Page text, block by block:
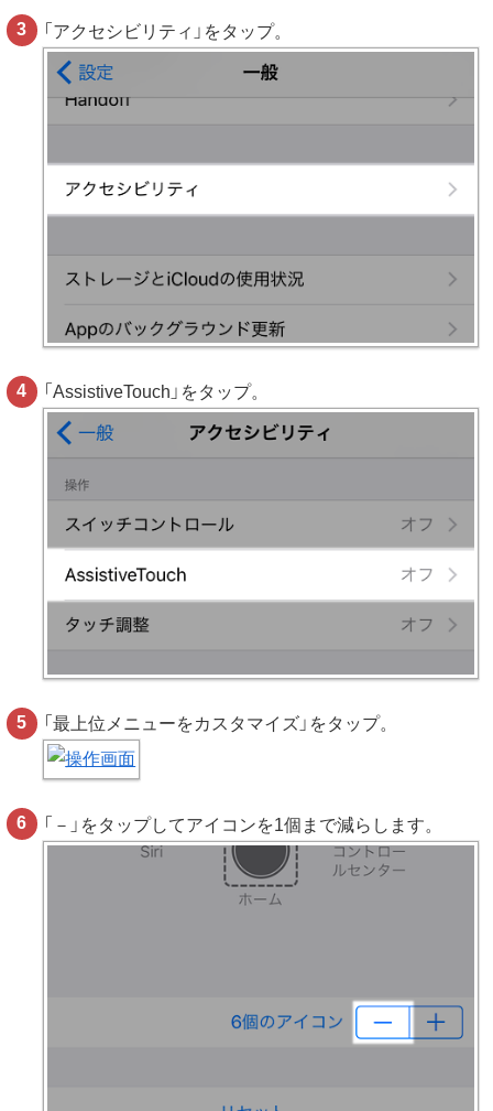
「アクセシビリティ」をタップ。
「AssistiveTouch」をタップ。
「最上位メニューをカスタマイズ」をタップ。
「－」をタップしてアイコンを1個まで減らします。